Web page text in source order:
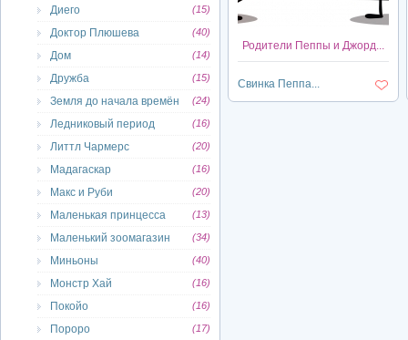
Диего (15)
Доктор Плюшева (40)
Дом (14)
Дружба (15)
Земля до начала времён (24)
Ледниковый период (16)
Литтл Чармерс (20)
Мадагаскар (16)
Макс и Руби (20)
Маленькая принцесса (13)
Маленький зоомагазин (34)
Миньоны (40)
Монстр Хай (16)
Покойо (16)
Пороро (17)
Родители Пеппы и Джорд...
Свинка Пеппа...